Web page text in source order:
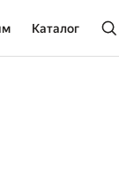
Каталог